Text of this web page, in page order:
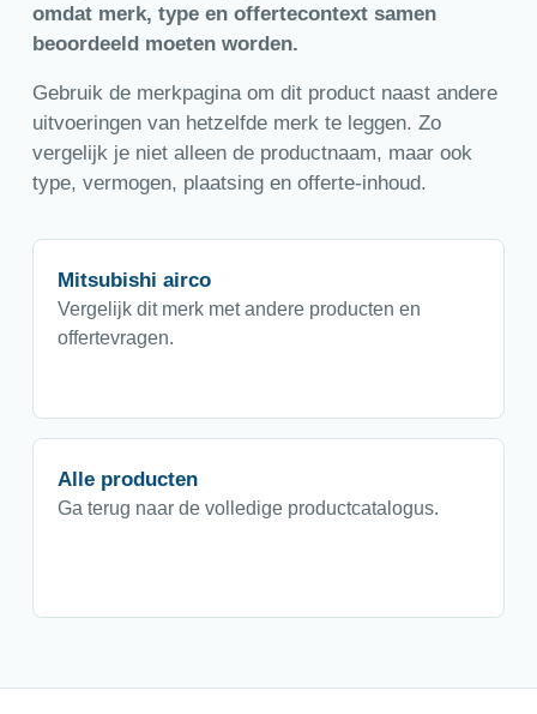
omdat merk, type en offertecontext samen
beoordeeld moeten worden.
Gebruik de merkpagina om dit product naast andere
uitvoeringen van hetzelfde merk te leggen. Zo
vergelijk je niet alleen de productnaam, maar ook
type, vermogen, plaatsing en offerte-inhoud.
Mitsubishi airco
Vergelijk dit merk met andere producten en
offertevragen.
Alle producten
Ga terug naar de volledige productcatalogus.